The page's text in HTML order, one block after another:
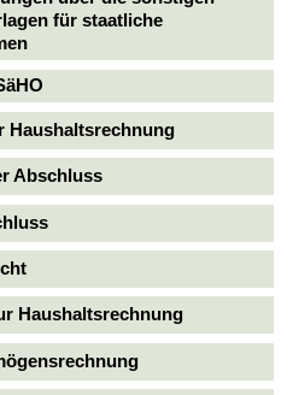
für staatliche
Haushaltsrechnung
Abschluss
Haushaltsrechnung